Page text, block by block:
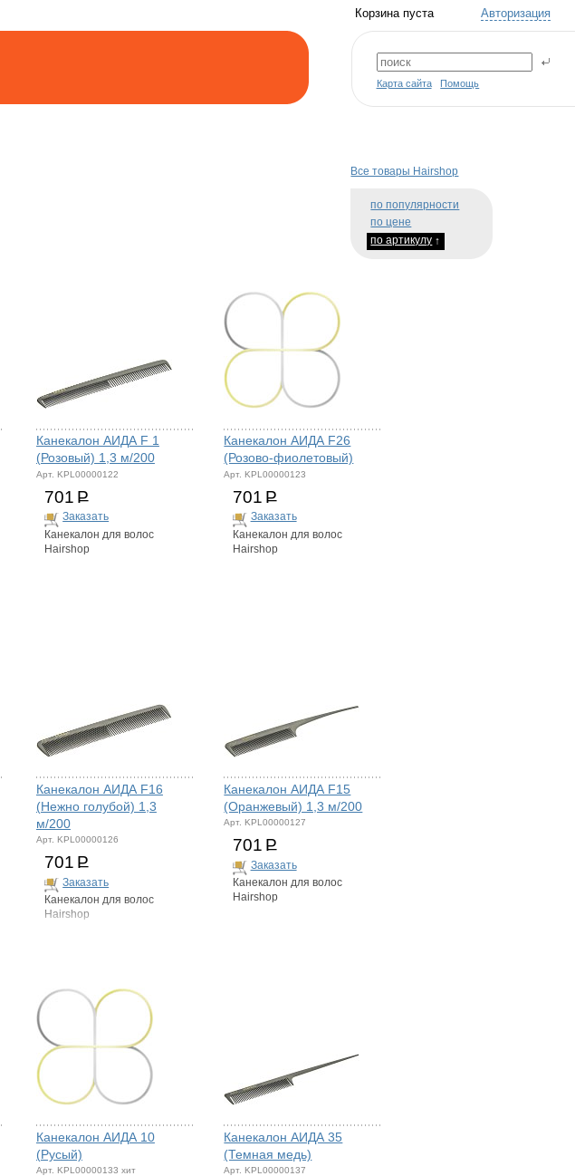
Авторизация
Корзина пуста
Карта сайта Помощь
Все товары Hairshop
по популярности
по цене
по артикулу ↑
Канекалон АИДА F 1
(Розовый) 1,3 м/200
Арт. KPL00000122
701 Р
Заказать
Канекалон для волос
Hairshop
Канекалон АИДА F26
(Розово-фиолетовый)
Арт. KPL00000123
701 Р
Заказать
Канекалон для волос
Hairshop
Канекалон АИДА F16
(Нежно голубой) 1,3
м/200
Арт. KPL00000126
701 Р
Заказать
Канекалон для волос
Hairshop
Канекалон АИДА F15
(Оранжевый) 1,3 м/200
Арт. KPL00000127
701 Р
Заказать
Канекалон для волос
Hairshop
Канекалон АИДА 10
(Русый)
Арт. KPL00000133 хит
Канекалон АИДА 35
(Темная медь)
Арт. KPL00000137